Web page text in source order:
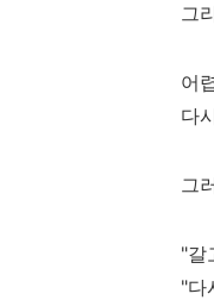
그
어
다
그
"갈
"다